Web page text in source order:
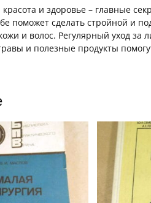
красота и здоровье – главные
поможет сделать стройной и
и волос. Регулярный уход за
и полезные продукты